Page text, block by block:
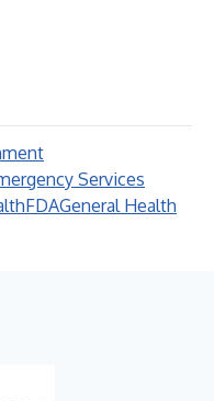
Services
FDAGeneral Health